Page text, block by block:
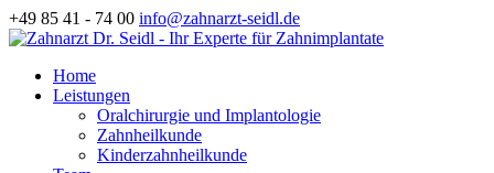
+49 85 41 - 74 00 info@zahnarzt-seidl.de
Home
Leistungen
Oralchirurgie und Implantologie
Zahnheilkunde
Kinderzahnheilkunde